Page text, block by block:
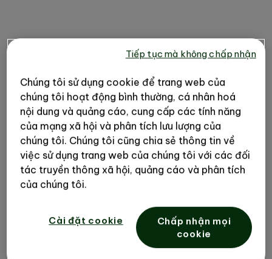
Chúng tôi sử dụng cookie để trang web của
chúng tôi hoạt động bình thường, cá nhân hoá
nội dung và quảng cáo, cung cấp các tính năng
của mạng xã hội và phân tích lưu lượng của
chúng tôi. Chúng tôi cũng chia sẻ thông tin về
việc sử dụng trang web của chúng tôi với các đối
tác truyền thông xã hội, quảng cáo và phân tích
của chúng tôi.
Cài đặt cookie
Chấp nhận mọi
cookie
Tiếp tục mà không chấp nhận